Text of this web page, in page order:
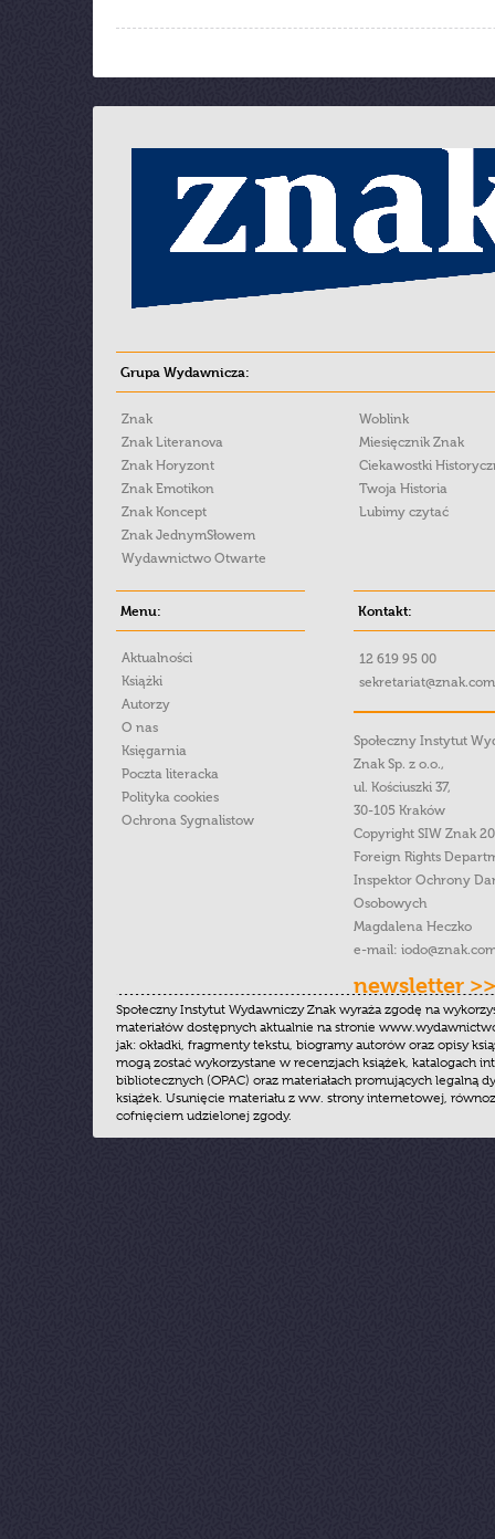
Grupa Wydawnicza:
Znak
Znak Literanova
Znak Horyzont
Znak Emotikon
Znak Koncept
Znak JednymSłowem
Wydawnictwo Otwarte
Woblink
Miesięcznik Znak
Ciekawostki
Twoja Historia
Lubimy czytać
Menu:
Aktualności
Książki
Autorzy
O nas
Księgarnia
Poczta literacka
Polityka cookies
Ochrona Sygnalistow
Kontakt:
12 619 95 00
Społeczny Instytut
Znak Sp. z o.o.,
ul. Kościuszki 37,
30-105 Kraków
Copyright SIW Znak
Foreign Rights
Inspektor Ochrony
Osobowych
Magdalena Heczko
e-mail:
newsletter >>
Społeczny Instytut Wydawniczy Znak wyraża zgodę na
materiałów dostępnych aktualnie na stronie
jak: okładki, fragmenty tekstu, biogramy autorów oraz opisy
mogą zostać wykorzystane w recenzjach książek, katalogach
bibliotecznych (OPAC) oraz materiałach promujących legalną
książek. Usunięcie materiału z ww. strony internetowej,
cofnięciem udzielonej zgody.